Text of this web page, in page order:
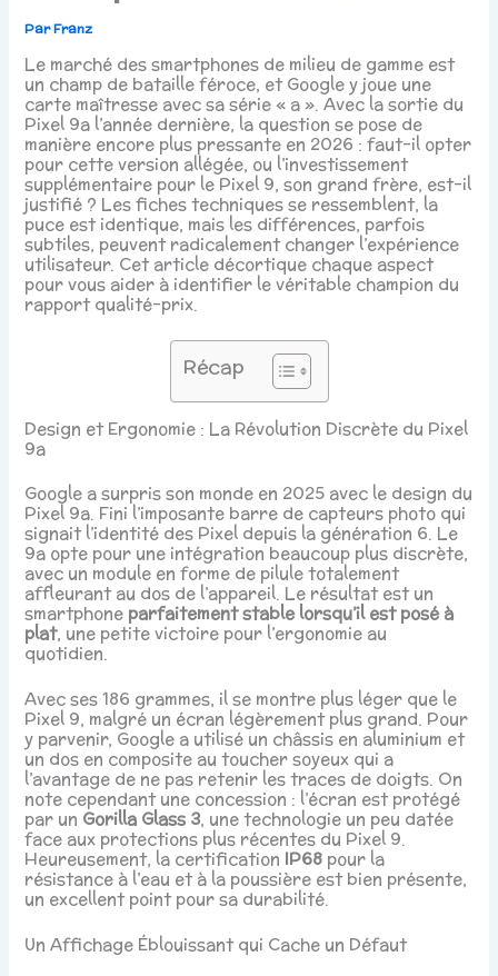
ParFranz
Le marché des smartphones de milieu de gamme est
un champ de bataille féroce, et Google y joue une
carte maîtresse avec sa série « a ». Avec la sortie du
Pixel 9a l’année dernière, la question se pose de
manière encore plus pressante en 2026 : faut-il opter
pour cette version allégée, ou l’investissement
supplémentaire pour le Pixel 9, son grand frère, est-il
justifié ? Les fiches techniques se ressemblent, la
puce est identique, mais les différences, parfois
subtiles, peuvent radicalement changer l’expérience
utilisateur. Cet article décortique chaque aspect
pour vous aider à identifier le véritable champion du
rapport qualité-prix.
Récap
Design et Ergonomie : La Révolution Discrète du Pixel
9a
Google a surpris son monde en 2025 avec le design du
Pixel 9a. Fini l’imposante barre de capteurs photo qui
signait l’identité des Pixel depuis la génération 6. Le
9a opte pour une intégration beaucoup plus discrète,
avec un module en forme de pilule totalement
affleurant au dos de l’appareil. Le résultat est un
smartphone parfaitement stable lorsqu’il est posé à
plat, une petite victoire pour l’ergonomie au
quotidien.
Avec ses 186 grammes, il se montre plus léger que le
Pixel 9, malgré un écran légèrement plus grand. Pour
y parvenir, Google a utilisé un châssis en aluminium et
un dos en composite au toucher soyeux qui a
l’avantage de ne pas retenir les traces de doigts. On
note cependant une concession : l’écran est protégé
par un Gorilla Glass 3, une technologie un peu datée
face aux protections plus récentes du Pixel 9.
Heureusement, la certification IP68 pour la
résistance à l’eau et à la poussière est bien présente,
un excellent point pour sa durabilité.
Un Affichage Éblouissant qui Cache un Défaut